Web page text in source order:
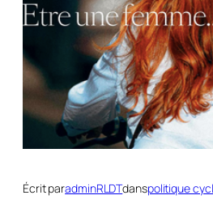
Écrit paradminRLDTdanspolitique